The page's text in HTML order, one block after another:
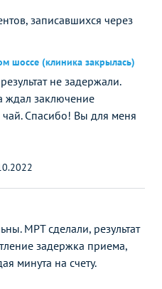
записавшихся через
шоссе (клиника закрылась)
не задержали.
ждал заключение
Спасибо! Вы для меня
МРТ сделали, результат
задержка приема,
минута на счету.